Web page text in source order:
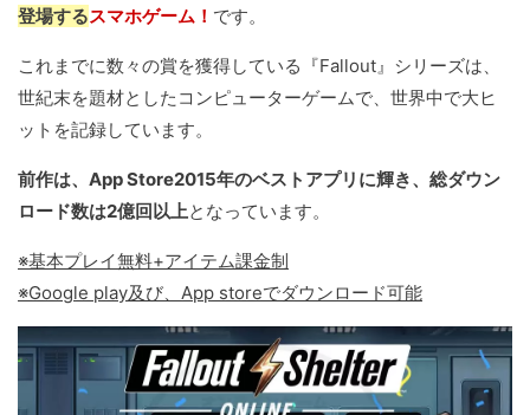
登場するスマホゲーム！ です。
これまでに数々の賞を獲得している『Fallout』シリーズは、
世紀末を題材としたコンピューターゲームで、世界中で大ヒ
ットを記録しています。
前作は、App Store2015年のベストアプリに輝き、総ダウン
ロード数は2億回以上となっています。
※基本プレイ無料+アイテム課金制
※Google play及び、App storeでダウンロード可能